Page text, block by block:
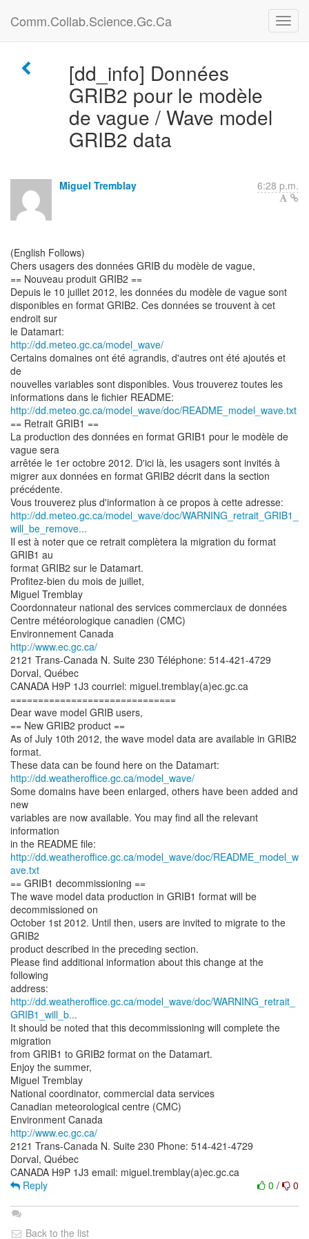
Comm.Collab.Science.Gc.Ca
[dd_info] Données
GRIB2 pour le modèle
de vague / Wave model
GRIB2 data
Miguel Tremblay 6:28 p.m.
(English Follows)
Chers usagers des données GRIB du modèle de vague,
== Nouveau produit GRIB2 ==
Depuis le 10 juillet 2012, les données du modèle de vague sont
disponibles en format GRIB2. Ces données se trouvent à cet
endroit sur
http://dd.meteo.gc.ca/model_wave/
Certains domaines ont été agrandis, d'autres ont été ajoutés et
de
nouvelles variables sont disponibles. Vous trouverez toutes les
http://dd.meteo.gc.ca/model_wave/doc/README_model_wave.txt
== Retrait GRIB1 ==
La production des données en format GRIB1 pour le modèle de
vague sera
arrêtée le 1er octobre 2012. D'ici là, les usagers sont invités à
migrer aux données en format GRIB2 décrit dans la section
précédente.
http://dd.meteo.gc.ca/model_wave/doc/WARNING_retrait_GRIB1_
will_be_remove...
Il est à noter que ce retrait complètera la migration du format
GRIB1 au
format GRIB2 sur le Datamart.
Profitez-bien du mois de juillet,
Miguel Tremblay
Coordonnateur national des services commerciaux de données
Centre météorologique canadien (CMC)
http://www.ec.gc.ca/
2121 Trans-Canada N. Suite 230 Téléphone: 514-421-4729
Dorval, Québec
CANADA H9P 1J3 courriel: miguel.tremblay(a)ec.gc.ca
==============================
Dear wave model GRIB users,
== New GRIB2 product ==
As of July 10th 2012, the wave model data are available in GRIB2
format.
http://dd.weatheroffice.gc.ca/model_wave/
Some domains have been enlarged, others have been added and
new
variables are now available. You may find all the relevant
information
http://dd.weatheroffice.gc.ca/model_wave/doc/README_model_w
ave.txt
== GRIB1 decommissioning ==
The wave model data production in GRIB1 format will be
decommissioned on
October 1st 2012. Until then, users are invited to migrate to the
GRIB2
product described in the preceding section.
Please find additional information about this change at the
following
http://dd.weatheroffice.gc.ca/model_wave/doc/WARNING_retrait_
GRIB1_will_b...
It should be noted that this decommissioning will complete the
migration
from GRIB1 to GRIB2 format on the Datamart.
Enjoy the summer,
Miguel Tremblay
National coordinator, commercial data services
Canadian meteorological centre (CMC)
http://www.ec.gc.ca/
2121 Trans-Canada N. Suite 230 Phone: 514-421-4729
Dorval, Québec
0 / 0
Reply
Back to the list